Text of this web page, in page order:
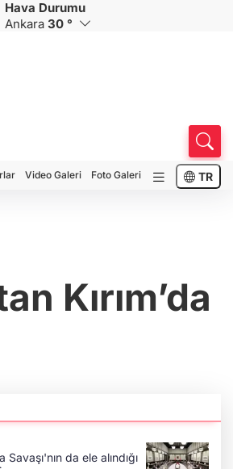
CAD
34,0246
Hava Durumu
Ankara 30 °
Video Galeri Foto Galeri TR
Kırım’da
da ele alındığı